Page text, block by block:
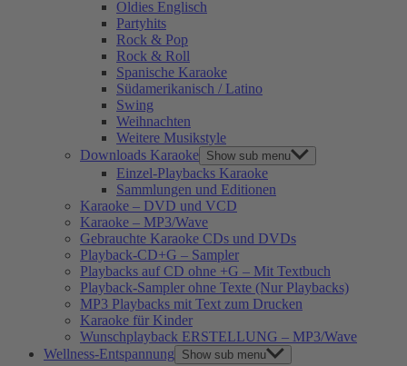
Oldies Englisch
Partyhits
Rock & Pop
Rock & Roll
Spanische Karaoke
Südamerikanisch / Latino
Swing
Weihnachten
Weitere Musikstyle
Downloads Karaoke Show sub menu
Einzel-Playbacks Karaoke
Sammlungen und Editionen
Karaoke – DVD und VCD
Karaoke – MP3/Wave
Gebrauchte Karaoke CDs und DVDs
Playback-CD+G – Sampler
Playbacks auf CD ohne +G – Mit Textbuch
Playback-Sampler ohne Texte (Nur Playbacks)
MP3 Playbacks mit Text zum Drucken
Karaoke für Kinder
Wunschplayback ERSTELLUNG – MP3/Wave
Wellness-Entspannung
Show sub menu